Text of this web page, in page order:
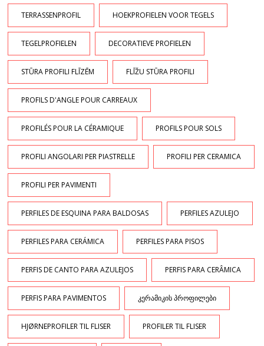
TERRASSENPROFIL HOEKPROFIELEN VOOR TEGELS
TEGELPROFIELEN DECORATIEVE PROFIELEN
STŪRA PROFILI FLĪZĒM FLĪŽU STŪRA PROFILI
PROFILS D'ANGLE POUR CARREAUX
PROFILÉS POUR LA CÉRAMIQUE PROFILS POUR SOLS
PROFILI ANGOLARI PER PIASTRELLE PROFILI PER CERAMICA
PROFILI PER PAVIMENTI
PERFILES DE ESQUINA PARA BALDOSAS PERFILES AZULEJO
PERFILES PARA CERÁMICA PERFILES PARA PISOS
PERFIS DE CANTO PARA AZULEJOS PERFIS PARA CERÂMICA
PERFIS PARA PAVIMENTOS ᲙᲔᲠᲐᲛᲘᲙᲘᲡ ᲞᲠᲝᲤᲘᲚᲔᲑᲘ
HJØRNEPROFILER TIL FLISER PROFILER TIL FLISER